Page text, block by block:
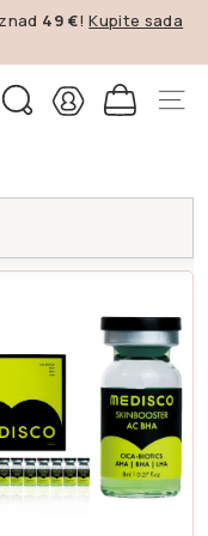
49 €!Kupite sada
PRETRAŽI